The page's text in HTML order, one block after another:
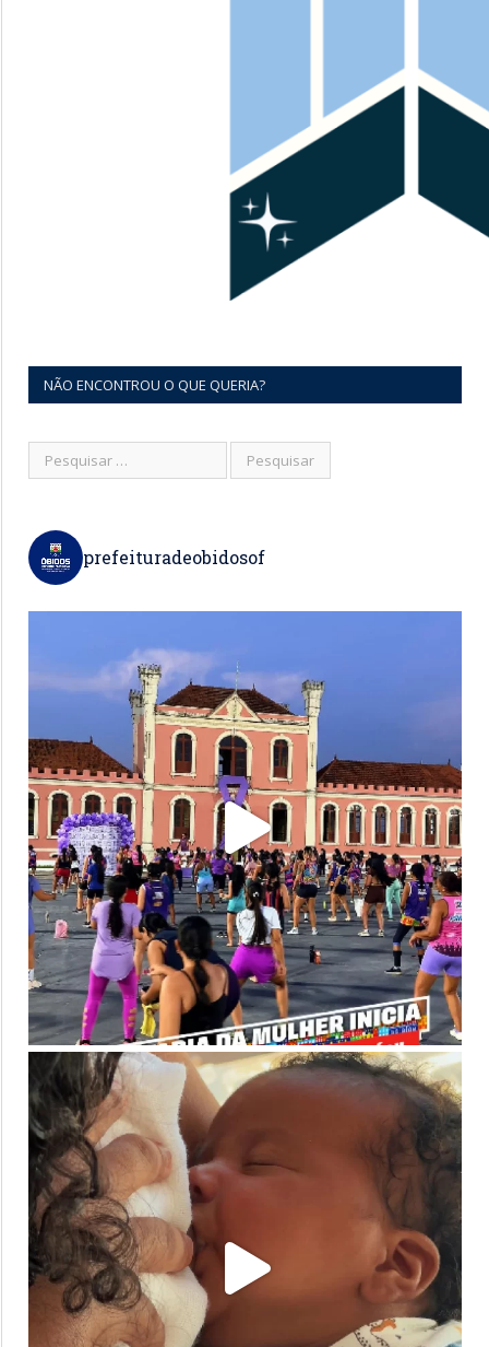
NÃO ENCONTROU O QUE QUERIA?
prefeituradeobidosof